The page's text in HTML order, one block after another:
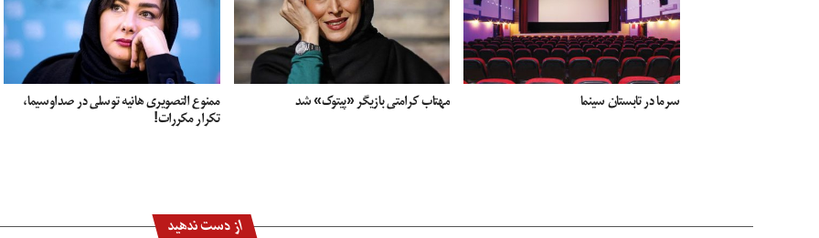
سرما در تابستان سینما مهتاب کرامتی بازیگر «پیتوک» شد
ممنوع التصویری هانیه توسلی در صداوسیما،
تکرار مکررات!
از دست ندهید